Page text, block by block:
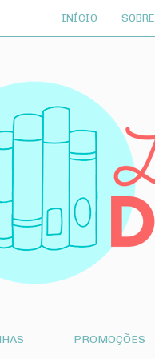
INÍCIO SOBRE
PROMOÇÕES